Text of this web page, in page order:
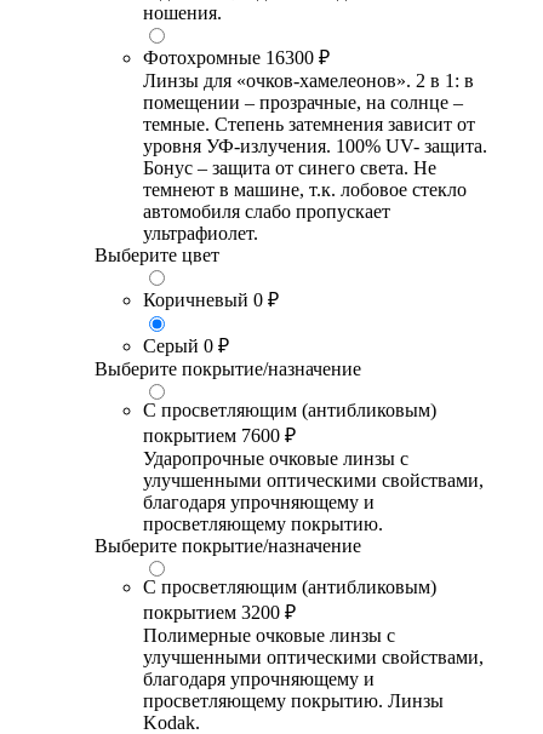
ношения.
Фотохромные 16300 ₽
Линзы для «очков-хамелеонов». 2 в 1: в
помещении – прозрачные, на солнце –
темные. Степень затемнения зависит от
уровня УФ-излучения. 100% UV- защита.
Бонус – защита от синего света. Не
темнеют в машине, т.к. лобовое стекло
автомобиля слабо пропускает
ультрафиолет.
Выберите цвет
Коричневый 0 ₽
Серый 0 ₽
Выберите покрытие/назначение
С просветляющим (антибликовым)
покрытием 7600 ₽
Ударопрочные очковые линзы с
улучшенными оптическими свойствами,
благодаря упрочняющему и
просветляющему покрытию.
Выберите покрытие/назначение
С просветляющим (антибликовым)
покрытием 3200 ₽
Полимерные очковые линзы с
улучшенными оптическими свойствами,
благодаря упрочняющему и
просветляющему покрытию. Линзы
Kodak.